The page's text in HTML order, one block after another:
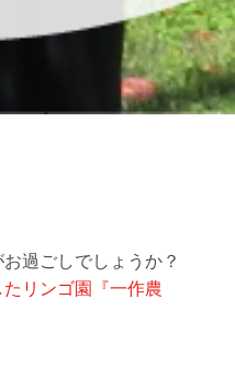
過ごしでしょうか？
リンゴ園『一作農